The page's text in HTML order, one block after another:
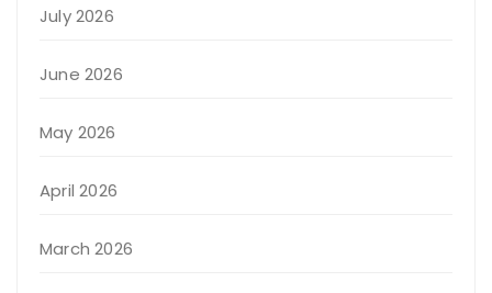
July 2026
June 2026
May 2026
April 2026
March 2026